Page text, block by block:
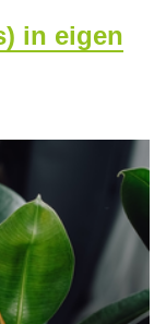
in eigen